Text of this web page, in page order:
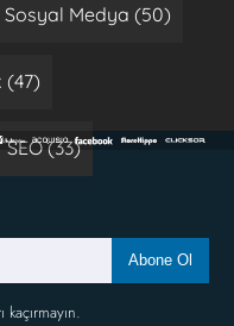
Sosyal Medya (50)
(47)
SEO (33)
Abone Ol